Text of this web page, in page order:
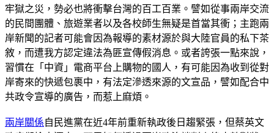
牢獄之災，勢必也將衝擊台灣的百工百業。譬如從事兩岸交流
的民間團體、旅遊業者以及各校師生無疑是首當其衝；主跑兩
岸新聞的記者可能會因為報導的素材源於與大陸官員的私下茶
敘，而遭我方認定違法為匪宣傳假消息。或者誇張一點來說，
習慣在「中資」電商平台上購物的國人，有可能因為收到從對
岸寄來的快遞包裹中，有法定滲透來源的文宣品，譬如配合中
共政令宣導的廣告，而惹上麻煩。
兩岸關係自民進黨在近4年前重新執政後日趨緊張，但蔡英文